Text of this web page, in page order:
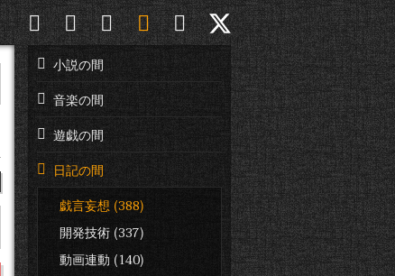
小説の間
音楽の間
遊戯の間
日記の間
戯言妄想 (388)
開発技術 (337)
動画連動 (140)